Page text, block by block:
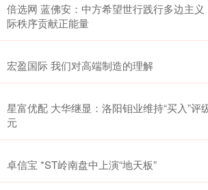
倍选网 蓝佛安：中方希望世行践行多边主
际秩序贡献正能量
宏盈国际 我们对高端制造的理解
星富优配 大华继显：洛阳钼业维持“买入”评
元
卓信宝 *ST岭南盘中上演“地天板”